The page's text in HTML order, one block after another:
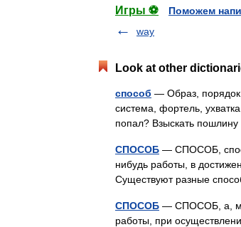
Игры ⚽
Поможем
way
Look at other
способ — Образ, порядок,
система, фортель,
попал? Взыскать
СПОСОБ — СПОСОБ,
нибудь работы, в
Существуют разные
СПОСОБ — СПОСОБ, а,
работы, при